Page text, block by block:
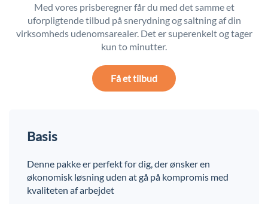
Med vores prisberegner får du med det samme et
uforpligtende tilbud på snerydning og saltning af din
virksomheds udenomsarealer. Det er superenkelt og tager
kun to minutter.
Få et tilbud
Basis
Denne pakke er perfekt for dig, der ønsker en
økonomisk løsning uden at gå på kompromis med
kvaliteten af arbejdet